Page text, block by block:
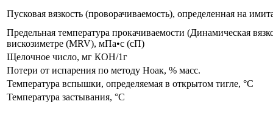
Пусковая вязкость (проворачиваемость), определенная на
Предельная температура прокачиваемости (Динамическая
вискозиметре (MRV), мПа•с (сП)
Щелочное число, мг КОН/1г
Потери от испарения по методу Ноак, % масс.
Температура вспышки, определяемая в открытом тигле, °C
Температура застывания, °C